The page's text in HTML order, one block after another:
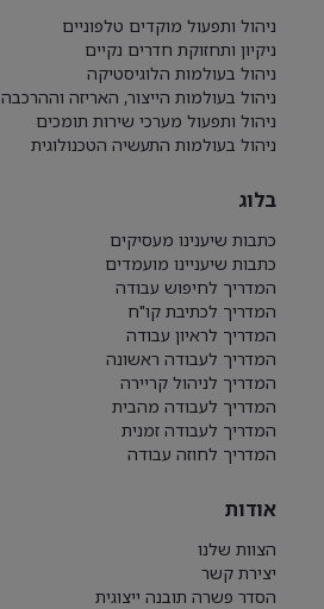
ניהול ותפעול מוקדים טלפוניים
ניקיון ותחזוקת חדרים נקיים
ניהול בעולמות הלוגיסטיקה
ניהול בעולמות הייצור, האריזה וההרכבה
ניהול ותפעול מערכי שירות תומכים
ניהול בעולמות התעשיה הטכנולוגית
בלוג
כתבות שיענינו מעסיקים
כתבות שיעניינו מועמדים
המדריך לחיפוש עבודה
המדריך לכתיבת קו"ח
המדריך לראיון עבודה
המדריך לעבודה ראשונה
המדריך לניהול קריירה
המדריך לעבודה מהבית
המדריך לעבודה זמנית
המדריך לחוזה עבודה
אודות
הצוות שלנו
יצירת קשר
הסדר פשרה תובנה ייצוגית